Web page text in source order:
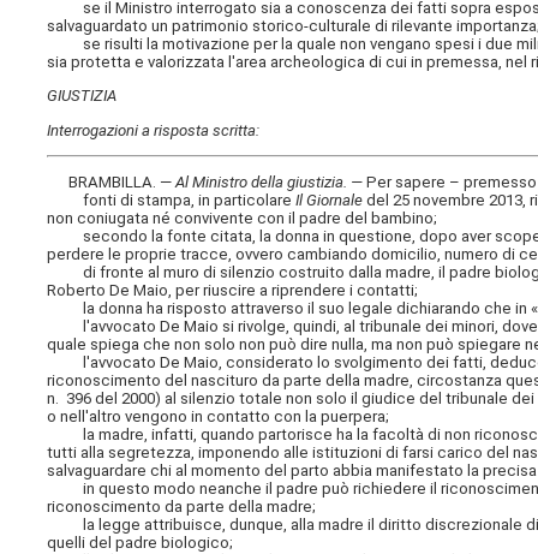
se il Ministro interrogato sia a conoscenza dei fatti sopra
salvaguardato un patrimonio storico-culturale di rilevante
se risulti la motivazione per la quale non vengano spesi i due
sia protetta e valorizzata l'area archeologica di cui in premessa,
GIUSTIZIA
Interrogazioni a risposta scritta:
BRAMBILLA. —Al Ministro della giustizia . —Per sapere –
fonti di stampa, in particolareIl Giornale del 25 novembre 2013,
non coniugata né convivente con il padre del bambino;
secondo la fonte citata, la donna in questione, dopo aver
perdere le proprie tracce, ovvero cambiando domicilio, numero di
di fronte al muro di silenzio costruito dalla madre, il padre
Roberto De Maio, per riuscire a riprendere i contatti;
la donna ha risposto attraverso il suo legale dichiarando che in
l'avvocato De Maio si rivolge, quindi, al tribunale dei minori,
quale spiega che non solo non può dire nulla, ma non può spiegare
l'avvocato De Maio, considerato lo svolgimento dei fatti,
riconoscimento del nascituro da parte della madre, circostanza
n. 396 del 2000) al silenzio totale non solo il giudice del tribunale
o nell'altro vengono in contatto con la puerpera;
la madre, infatti, quando partorisce ha la facoltà di non
tutti alla segretezza, imponendo alle istituzioni di farsi carico del
salvaguardare chi al momento del parto abbia manifestato la
in questo modo neanche il padre può richiedere il
riconoscimento da parte della madre;
la legge attribuisce, dunque, alla madre il diritto discrezionale
quelli del padre biologico;